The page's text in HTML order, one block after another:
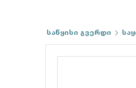
საწყისი გვერდი